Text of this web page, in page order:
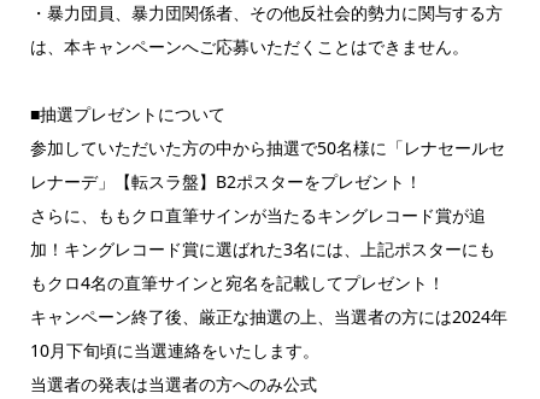
・暴力団員、暴力団関係者、その他反社会的勢力に関与する方
は、本キャンペーンへご応募いただくことはできません。
■抽選プレゼントについて
参加していただいた方の中から抽選で50名様に「レナセールセ
レナーデ」【転スラ盤】B2ポスターをプレゼント！
さらに、ももクロ直筆サインが当たるキングレコード賞が追
加！キングレコード賞に選ばれた3名には、上記ポスターにも
もクロ4名の直筆サインと宛名を記載してプレゼント！
キャンペーン終了後、厳正な抽選の上、当選者の方には2024年
10月下旬頃に当選連絡をいたします。
当選者の発表は当選者の方へのみ公式